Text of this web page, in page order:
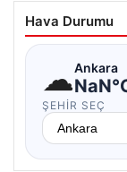
Hava Durumu
☁Ankara
ŞEHIR SEÇ